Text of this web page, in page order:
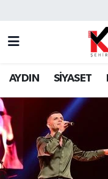
AYDIN SİYASET